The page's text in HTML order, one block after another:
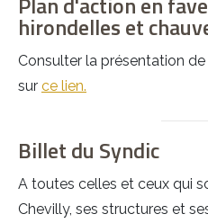
hirondelles et
Consulter la présentation
sur ce lien.
Billet du Syndic
A toutes celles et ceux qui
Chevilly, ses structures et